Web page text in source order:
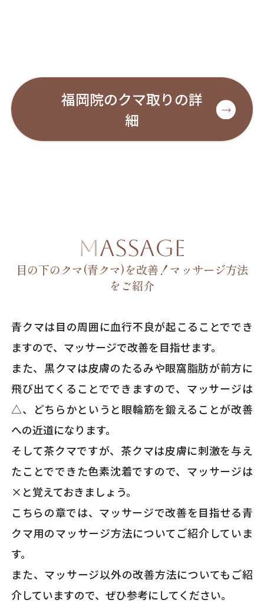
福岡院のクマ取りの詳
細
MASSAGE
目の下のクマ(青クマ)を改善！マッサージ方法
をご紹介
青クマは目の周囲に血行不良が起こることででき
ますので、マッサージで改善を目指せます。
また、黒クマは皮膚のたるみや眼窩脂肪が前方に
飛び出てくることでできますので、マッサージは
△、どちらかというと眼輪筋を鍛えることが改善
への近道になります。
そして茶クマですが、茶クマは皮膚に刺激を与え
たことでできた色素沈着ですので、マッサージは
×と覚えておきましょう。
こちらの章では、マッサージで改善を目指せる青
クマ用のマッサージ方法についてご紹介していま
す。
また、マッサージ以外の改善方法についてもご紹
介していますので、ぜひ参考にしてください。